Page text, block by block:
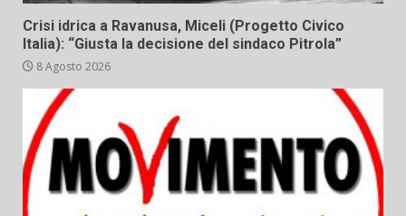
Crisi idrica a Ravanusa, Miceli (Progetto Civico
Italia): “Giusta la decisione del sindaco Pitrola”
8 Agosto 2026